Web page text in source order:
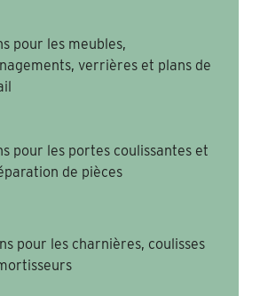
pour les meubles,
verrières et plans de
pour les portes coulissantes et
de pièces
pour les charnières, coulisses